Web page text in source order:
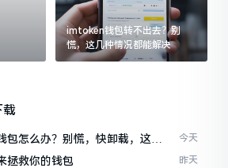
imtoken钱包转不出去？别
慌，这几种情况都能解决
载
怎么办？别慌，快卸载，这几
今天
拯救你的钱包 昨天